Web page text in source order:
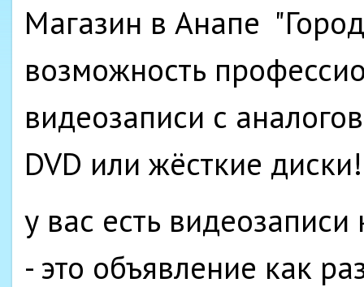
Магазин в Анапе
возможность
видеозаписи с
DVD или жёсткие
у вас есть
- это объявление как